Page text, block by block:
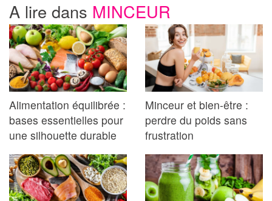
A lire dans MINCEUR
Alimentation équilibrée :
bases essentielles pour
une silhouette durable
Minceur et bien-être :
perdre du poids sans
frustration